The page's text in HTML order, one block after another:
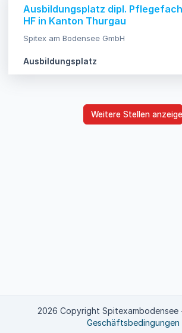
Ausbildungsplatz dipl.
HF in Kanton Thurgau
Spitex am Bodensee GmbH
Ausbildungsplatz
Weitere Stellen
2026 Copyright Spitexambodensee
Geschäftsbedingungen